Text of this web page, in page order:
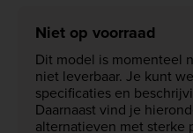
Niet op voorraad
Dit model is momenteel
niet leverbaar. Je kunt
specificaties en
Daarnaast vind je
alternatieven met sterke